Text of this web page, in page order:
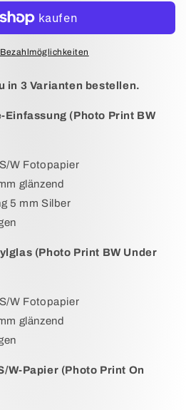
in 3 Varianten bestellen.
Einfassung (Photo Print BW
W Fotopapier
glänzend
5 mm Silber
(Photo Print BW Under
W Fotopapier
glänzend
W-Papier (Photo Print On